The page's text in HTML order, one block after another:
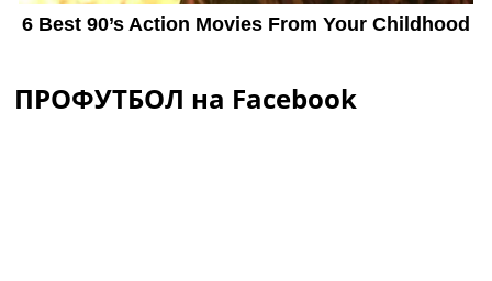
ПРОФУТБОЛ на Facebook